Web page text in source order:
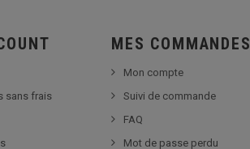
sans frais
MES COMMANDES
Mon compte
Suivi de commande
FAQ
Mot de passe perdu